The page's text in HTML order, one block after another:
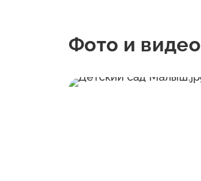
Фото и видео